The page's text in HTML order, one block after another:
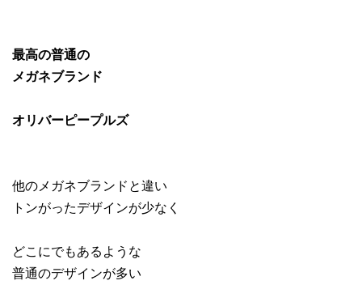
最高の普通の
メガネブランド
オリバーピープルズ
他のメガネブランドと違い
トンがったデザインが少なく
どこにでもあるような
普通のデザインが多い